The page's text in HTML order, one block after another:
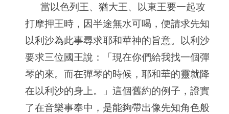
當以色列王、猶大王、以東王要一起攻
打摩押王時，因半途無水可喝，便請求先知
以利沙為此事尋求耶和華神的旨意。以利沙
要求三位國王說：「現在你們給我找一個彈
琴的來。而在彈琴的時候，耶和華的靈就降
在以利沙的身上。」這個舊約的例子，證實
了在音樂事奉中，是能夠帶出像先知角色般